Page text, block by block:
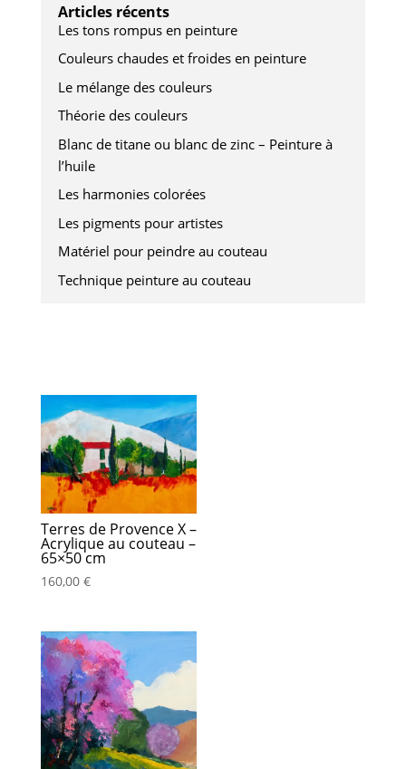
Articles récents
Les tons rompus en peinture
Couleurs chaudes et froides en peinture
Le mélange des couleurs
Théorie des couleurs
Blanc de titane ou blanc de zinc – Peinture à
l’huile
Les harmonies colorées
Les pigments pour artistes
Matériel pour peindre au couteau
Technique peinture au couteau
Terres de Provence X –
Acrylique au couteau –
65×50 cm
160,00 €